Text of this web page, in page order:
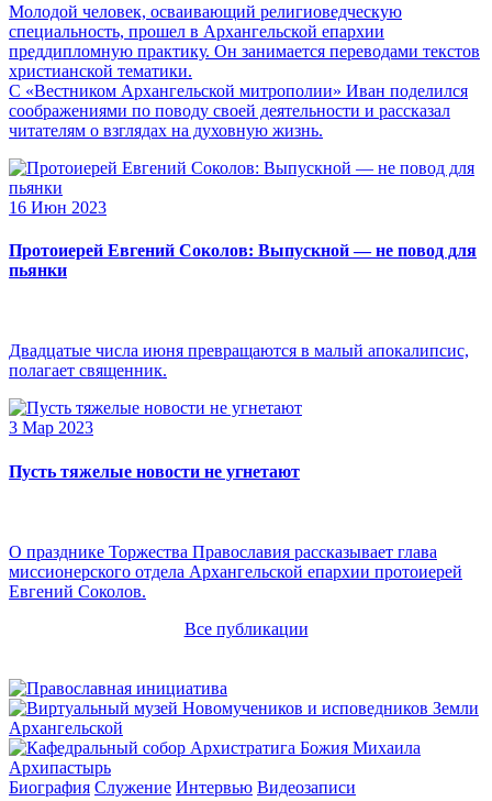
Молодой человек, осваивающий религиоведческую
специальность, прошел в Архангельской епархии
преддипломную практику. Он занимается переводами текстов
христианской тематики.
С «Вестником Архангельской митрополии» Иван поделился
соображениями по поводу своей деятельности и рассказал
читателям о взглядах на духовную жизнь.
16 Июн 2023
Протоиерей Евгений Соколов: Выпускной — не повод для
пьянки
Двадцатые числа июня превращаются в малый апокалипсис,
полагает священник.
3 Мар 2023
Пусть тяжелые новости не угнетают
О празднике Торжества Православия рассказывает глава
миссионерского отдела Архангельской епархии протоиерей
Евгений Соколов.
Все публикации
Архипастырь
Биография Служение Интервью Видеозаписи